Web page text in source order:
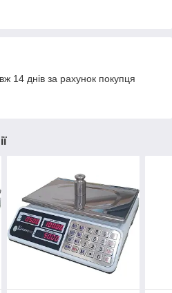
14 днів за рахунок покупця